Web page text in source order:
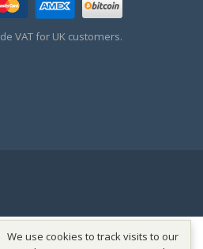
We use cookies to track visits to our
VAT for UK customers.